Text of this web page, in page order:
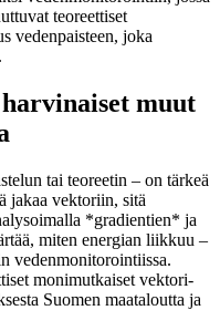
teoreettiset
vedenpaisteen, joka
muut
tai teoreetin – on tärkeä
jakaa vektoriin, sitä
*gradientien* ja
miten energian liikkuu –
vedenmonitorointiissa.
monimutkaiset vektori-
Suomen maataloutta ja